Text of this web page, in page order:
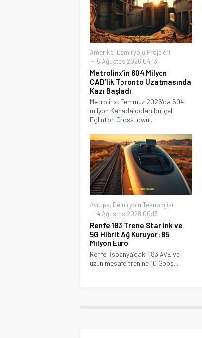
Amerika, Demiryolu Projeleri
5 Ağustos 2026 04:13
Metrolinx’in 604 Milyon
CAD’lik Toronto Uzatmasında
Kazı Başladı
Metrolinx, Temmuz 2026'da 604
milyon Kanada doları bütçeli
Eglinton Crosstown...
Avrupa, Demiryolu Teknolojisi
4 Ağustos 2026 00:13
Renfe 183 Trene Starlink ve
5G Hibrit Ağ Kuruyor: 85
Milyon Euro
Renfe, İspanya’daki 183 AVE ve
uzun mesafe trenine 10 Gbps...